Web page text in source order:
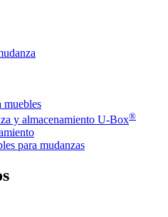
muebles
y almacenamiento U-Box®
para mudanzas